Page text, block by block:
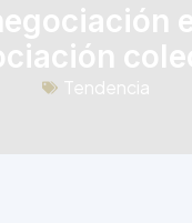
Tendencia